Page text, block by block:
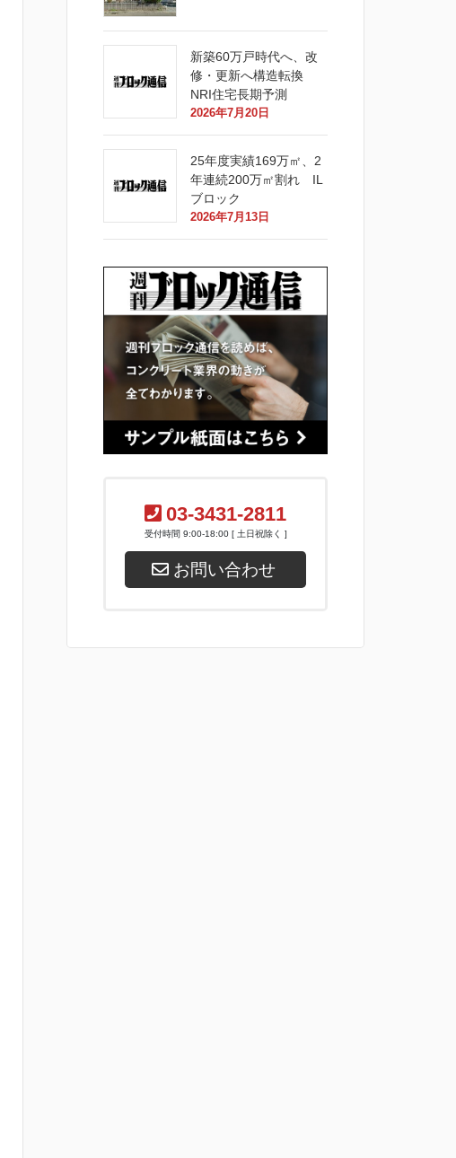
新築60万戸時代へ、改
修・更新へ構造転換
NRI住宅長期予測
2026年7月20日
25年度実績169万㎡、2
年連続200万㎡割れ IL
ブロック
2026年7月13日
03-3431-2811
受付時間 9:00-18:00 [ 土日祝除く ]
お問い合わせ